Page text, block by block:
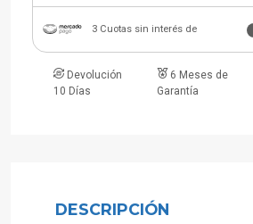
3 Cuotas sin interés de
Devolución
10 Días
6 Meses de
Garantía
DESCRIPCIÓN